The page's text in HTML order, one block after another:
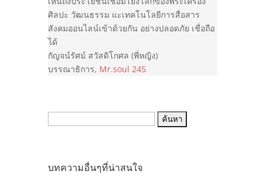
ศิลปะ วัฒนธรรม แะเทคโนโลยีการสื่อสาร
สังคมออนไลน์เข้าด้วยกัน อย่างปลอดภัย เชื่อถือ
ได้
กัญจน์รัศม์ สวัสดิโกศล (พี่หญิง)
บรรณาธิการ, Mr.soul 245
บทความอื่นๆที่น่าสนใจ